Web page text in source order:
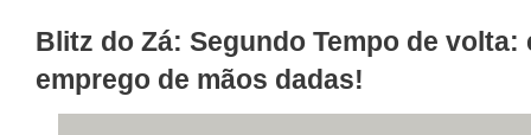
Blitz do Zá: Segundo Tempo de
emprego de mãos dadas!